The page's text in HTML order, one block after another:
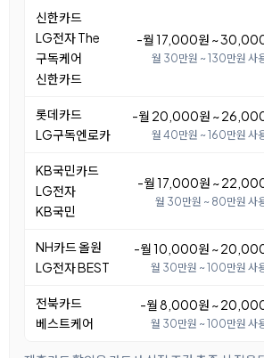
신한카드
LG전자 The
구독케어
신한카드
-월 17,000원 ~
월 30만원 ~ 130만원 사
롯데카드
LG구독엔로카
-월 20,000원 ~
월 40만원 ~ 160만원 사
KB국민카드
LG전자
KB국민
-월 17,000원 ~
월 30만원 ~ 80만원 사
NH카드 올원
LG전자 BEST
-월 10,000원 ~
월 30만원 ~ 100만원 사
전북카드
베스트케어
-월 8,000원 ~
월 30만원 ~ 100만원 사